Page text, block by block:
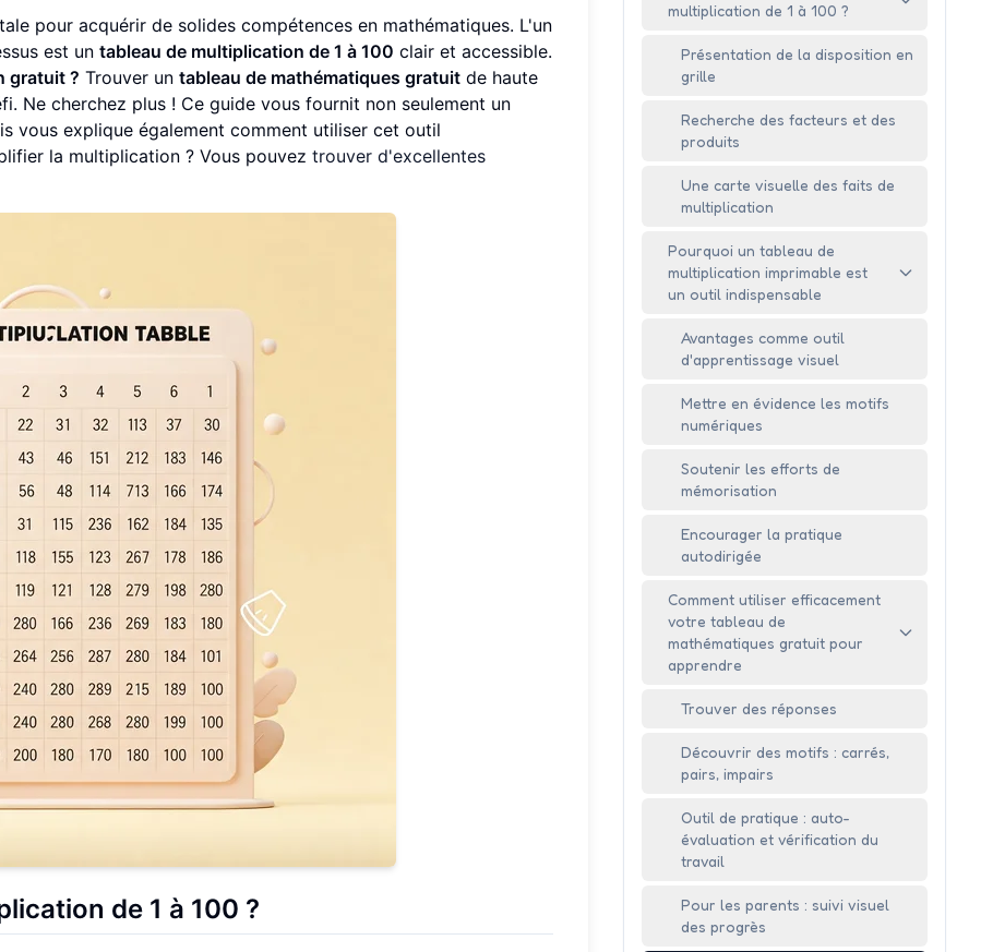
pour acquérir de solides compétences en mathématiques. L'un
est un tableau de multiplication de 1 à 100 clair et accessible.
gratuit ? Trouver un tableau de mathématiques gratuit de haute
Ne cherchez plus ! Ce guide vous fournit non seulement un
vous explique également comment utiliser cet outil
la multiplication ? Vous pouvez trouver d'excellentes
de 1 à 100 ?
multiplication de 1 à 100 ?
Présentation de la disposition en
grille
Recherche des facteurs et des
produits
Une carte visuelle des faits de
multiplication
Pourquoi un tableau de
multiplication imprimable est
un outil indispensable
Avantages comme outil
d'apprentissage visuel
Mettre en évidence les motifs
numériques
Soutenir les efforts de
mémorisation
Encourager la pratique
autodirigée
Comment utiliser efficacement
votre tableau de
mathématiques gratuit pour
apprendre
Trouver des réponses
Découvrir des motifs : carrés,
pairs, impairs
Outil de pratique : auto-
évaluation et vérification du
travail
Pour les parents : suivi visuel
des progrès